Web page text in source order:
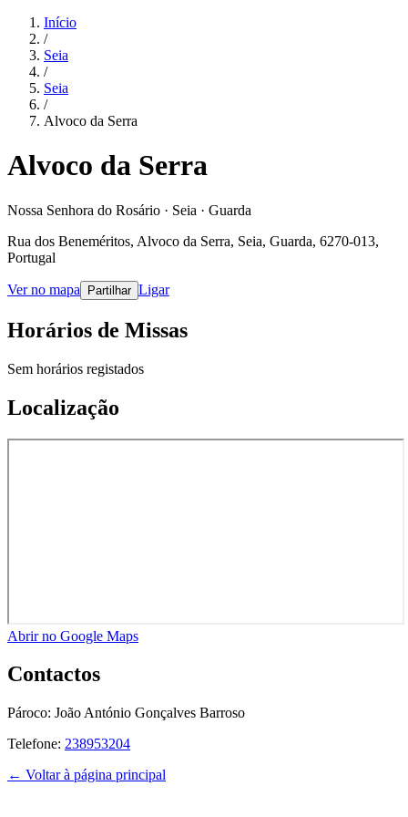
Início
/
Seia
/
Seia
/
Alvoco da Serra
Alvoco da Serra
Nossa Senhora do Rosário · Seia · Guarda
Rua dos Beneméritos, Alvoco da Serra, Seia, Guarda, 6270-013,
Portugal
Ver no mapa Partilhar Ligar
Horários de Missas
Sem horários registados
Localização
Abrir no Google Maps
Contactos
Pároco: João António Gonçalves Barroso
Telefone: 238953204
← Voltar à página principal